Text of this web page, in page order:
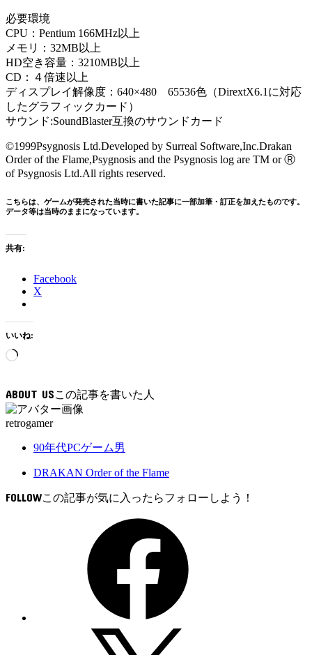
必要環境
CPU：Pentium 166MHz以上
メモリ：32MB以上
HD空き容量：3210MB以上
CD：４倍速以上
ディスプレイ解像度：640×480 65536色（DirextX6.1に対応
したグラフィックカード）
サウンド:SoundBlaster互換のサウンドカード
©1999Psygnosis Ltd.Developed by Surreal Software,Inc.Drakan
Order of the Flame,Psygnosis and the Psygnosis log are TM or Ⓡ
of Psygnosis Ltd.All rights reserved.
こちらは、ゲームが発売された当時に書いた記事に一部加筆・訂正を加えたものです。
データ等は当時のままになっています。
共有:
Facebook
X
いいね:
読
み
中…
ABOUT US
retrogamer
90年代PCゲーム男
DRAKAN Order of the Flame
FOLLOW